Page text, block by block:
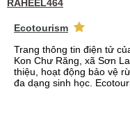
RAHEEL464
Ecotourism
Trang thông tin điện tử
Kon Chư Răng, xã Sơn
thiệu, hoạt động bảo vệ
đa dạng sinh học.